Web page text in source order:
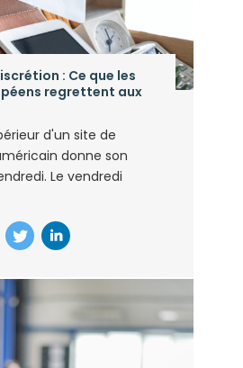
: Ce que les
regrettent aux
d'un site de
donne son
Le vendredi